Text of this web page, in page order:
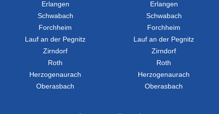
Erlangen
Schwabach
Forchheim
Lauf an der Pegnitz
Zirndorf
Roth
Herzogenaurach
Oberasbach
Erlangen
Schwabach
Forchheim
Lauf an der Pegnitz
Zirndorf
Roth
Herzogenaurach
Oberasbach